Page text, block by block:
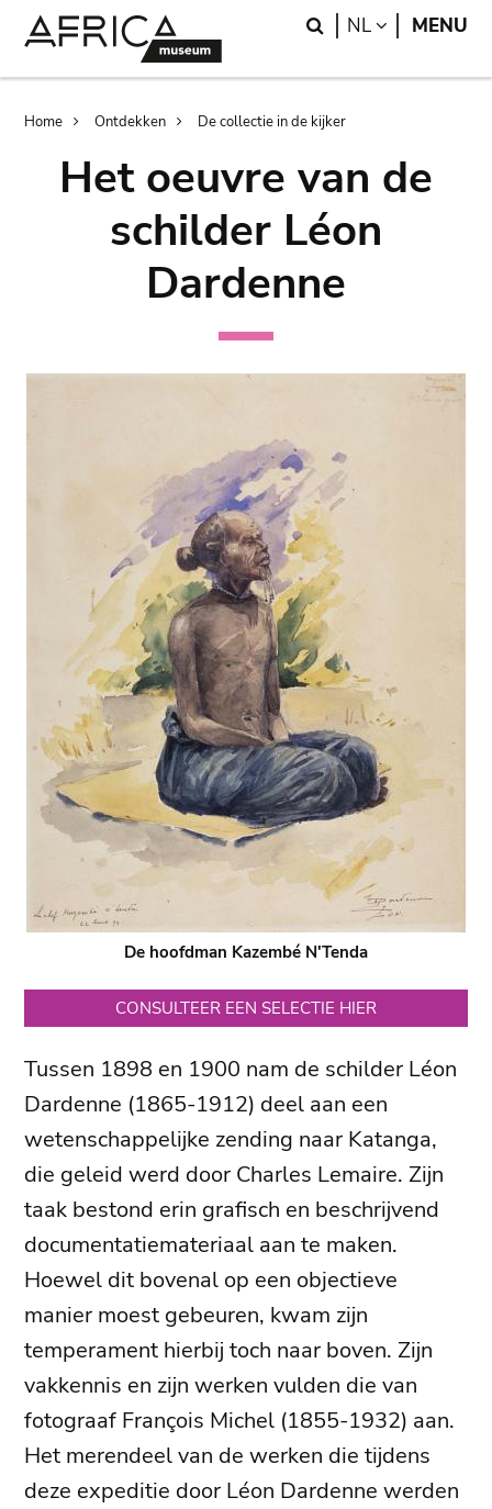
Search
NL LANGUAGE
MENU
Breadcrumb
Home Ontdekken De collectie in de kijker
Het oeuvre van de
schilder Léon
Dardenne
De hoofdman Kazembé N'Tenda
CONSULTEER EEN SELECTIE HIER
Tussen 1898 en 1900 nam de schilder Léon
Dardenne (1865-1912) deel aan een
wetenschappelijke zending naar Katanga,
die geleid werd door Charles Lemaire. Zijn
taak bestond erin grafisch en beschrijvend
documentatiemateriaal aan te maken.
Hoewel dit bovenal op een objectieve
manier moest gebeuren, kwam zijn
temperament hierbij toch naar boven. Zijn
vakkennis en zijn werken vulden die van
fotograaf François Michel (1855-1932) aan.
Het merendeel van de werken die tijdens
deze expeditie door Léon Dardenne werden